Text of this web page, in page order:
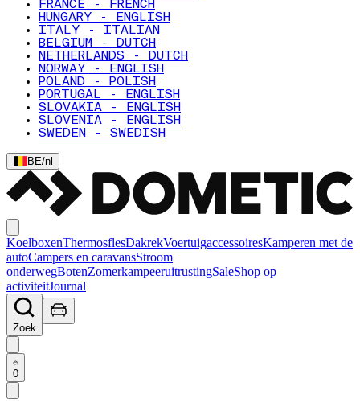
FRANCE - FRENCH
HUNGARY - ENGLISH
ITALY - ITALIAN
BELGIUM - DUTCH
NETHERLANDS - DUTCH
NORWAY - ENGLISH
POLAND - POLISH
PORTUGAL - ENGLISH
SLOVAKIA - ENGLISH
SLOVENIA - ENGLISH
SWEDEN - SWEDISH
BE/nl
KoelboxenThermosflesDakrekVoertuigaccessoiresKamperen met de
autoCampers en caravansStroom
onderwegBotenZomerkampeeruitrustingSaleShop op
activiteitJournal
Zoek
0